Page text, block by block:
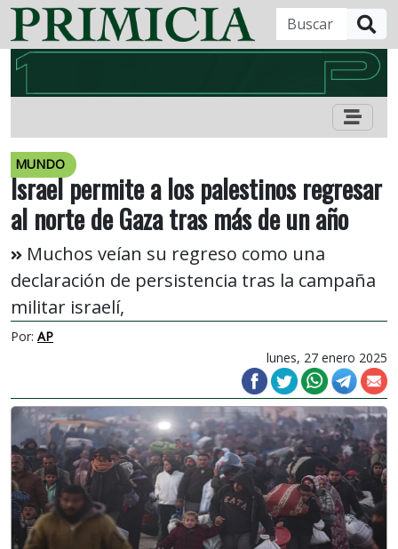
MUNDO
Israel permite a los palestinos regresar
al norte de Gaza tras más de un año
Muchos veían su regreso como una
declaración de persistencia tras la campaña
militar israelí,
Por: AP
lunes, 27 enero 2025